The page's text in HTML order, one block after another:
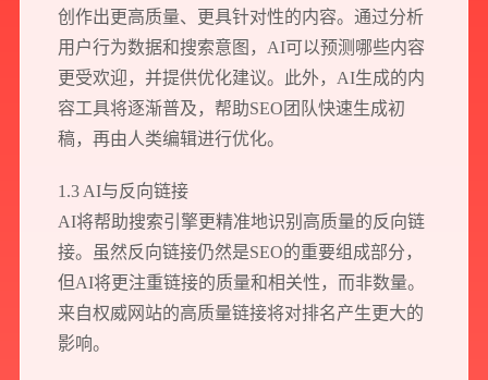
创作出更高质量、更具针对性的内容。通过分析
用户行为数据和搜索意图，AI可以预测哪些内容
更受欢迎，并提供优化建议。此外，AI生成的内
容工具将逐渐普及，帮助SEO团队快速生成初
稿，再由人类编辑进行优化。
1.3 AI与反向链接
AI将帮助搜索引擎更精准地识别高质量的反向链
接。虽然反向链接仍然是SEO的重要组成部分，
但AI将更注重链接的质量和相关性，而非数量。
来自权威网站的高质量链接将对排名产生更大的
影响。